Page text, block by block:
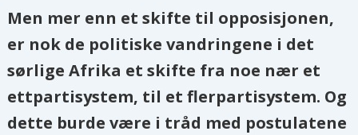
Men mer enn et skifte til opposisjonen,
er nok de politiske vandringene i det
sørlige Afrika et skifte fra noe nær et
ettpartisystem, til et flerpartisystem. Og
dette burde være i tråd med postulatene